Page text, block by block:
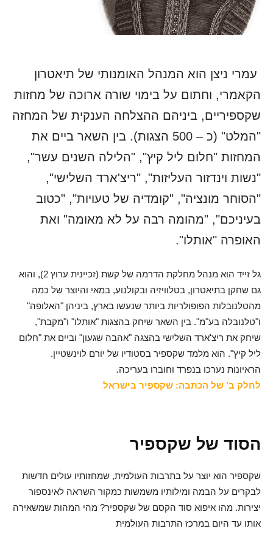
עמרי ניצן הוא המנהל האומנותי של תיאטרון
הקאמרי, וחתום על בימוי שורה ארוכה של מחזות
שקספיריים, ביניהם ההצלחה הענקית של המחזה
"המלט" (כ – 500 הצגות). בין השאר ביים את
המחזות "חלום ליל קיץ", "הלילה השנים עשר",
"נשות וינדזור העליזות", "ריצ'ארד השלישי",
"הסוחר מונציה", "קומדיה של טעויות", "כטוב
בעיניכם", "מהומה רבה על לא מאומה" ואת
האופרה "אותלו".
גל זייד הוא מנהל מחלקת הדרמה של קשת (זכיינית ערוץ 2), והוא
גם שחקן בתיאטרון, בטלוויזיה ובקולנוע, במאי והיוצר של כמה
מהטלנובלות הפופולריות ביותר שנעשו בארץ, ביניהן "האלופה"
ו"טלנובלה בע"מ". בין השאר שיחק בהצגות "אותלו" ו"מקבת",
שיחק את ריצ'ארד השלישי בהצגה "אהבה שגעון" וביים את "חלום
ליל קיץ". הוא מלמד שקספיר בסטודיו של יורם לוינשטיין.
הראיונות נערכו בנפרד וחוברו בעריכה.
לחלק ב' של הכתבה: שקספיר בישראל
הסוד של שקספיר
שקספיר הוא יוצר על בתרבות העולמית, שמחזותיו עולים חדשות
לבקרים על הבמה ומילותיו משמשות כמקור השראה לאינספור
יצירות. מהו איפוא סוד הקסם של שקספיר? מהי המהות שמשאירה
אותו עד היום במרכז התרבות העולמית